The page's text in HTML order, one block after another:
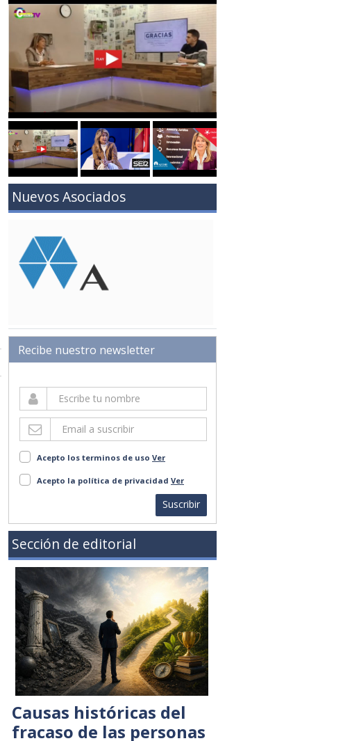
Nuevos Asociados
Recibe nuestro newsletter
Acepto los terminos de uso Ver
Acepto la política de privacidad Ver
Suscribir
Sección de editorial
Causas históricas del
fracaso de las personas